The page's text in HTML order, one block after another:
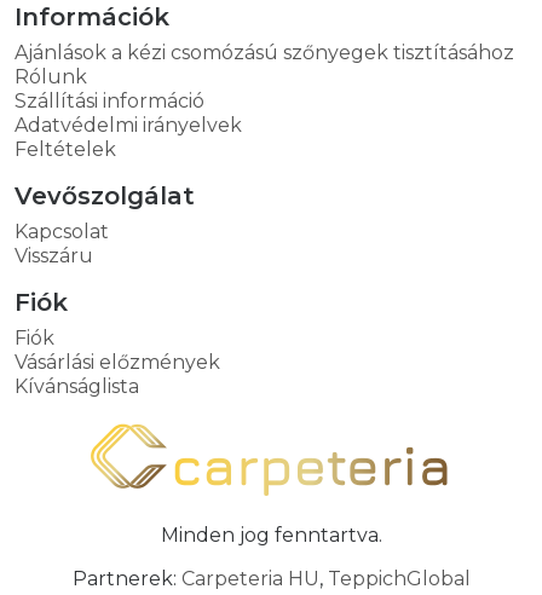
Információk
Ajánlások a kézi csomózású szőnyegek tisztításához
Rólunk
Szállítási információ
Adatvédelmi irányelvek
Feltételek
Vevőszolgálat
Kapcsolat
Visszáru
Fiók
Fiók
Vásárlási előzmények
Kívánságlista
Minden jog fenntartva.
Partnerek: Carpeteria HU, TeppichGlobal